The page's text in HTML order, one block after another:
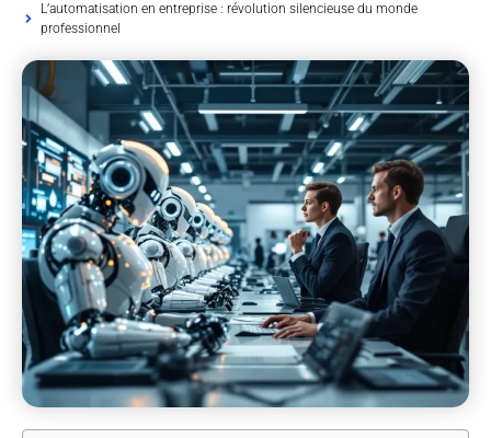
L’automatisation en entreprise : révolution silencieuse du monde
professionnel